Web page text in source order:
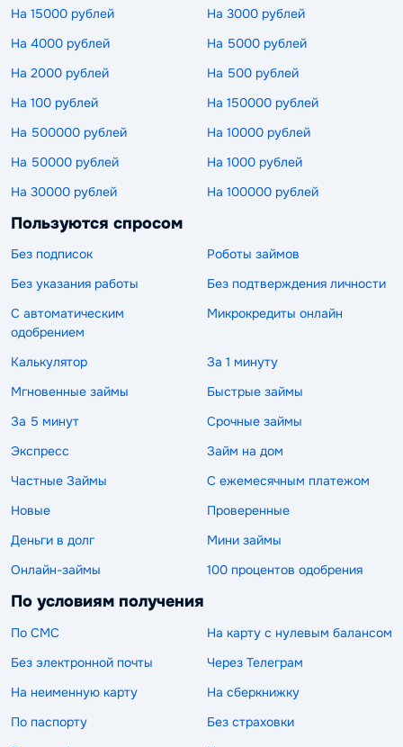
На 15000 рублей
На 3000 рублей
На 4000 рублей
На 5000 рублей
На 2000 рублей
На 500 рублей
На 100 рублей
На 150000 рублей
На 500000 рублей
На 10000 рублей
На 50000 рублей
На 1000 рублей
На 30000 рублей
На 100000 рублей
Пользуются спросом
Без подписок
Роботы займов
Без указания работы
Без подтверждения личности
С автоматическим
одобрением
Микрокредиты онлайн
Калькулятор
За 1 минуту
Мгновенные займы
Быстрые займы
За 5 минут
Срочные займы
Экспресс
Займ на дом
Частные Займы
С ежемесячным платежом
Новые
Проверенные
Деньги в долг
Мини займы
Онлайн-займы
100 процентов одобрения
По условиям получения
По СМС
На карту с нулевым балансом
Без электронной почты
Через Телеграм
На неименную карту
На сберкнижку
По паспорту
Без страховки